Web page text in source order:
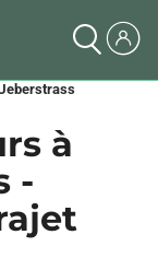
à
-